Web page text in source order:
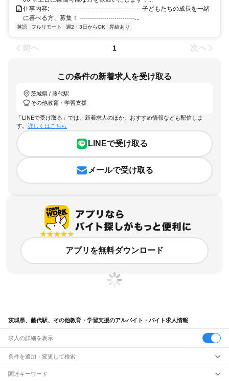
仕事内容: -------------------------------------------- 子どもたちの成長を一緒
に喜べる方、募集！ ---------------------------...
英語 フルリモート 週2・3日からOK 昇給あり
前へ 1 次へ
この条件の新着求人を受け取る
茨城県 / 藤代駅
その他教育・学習支援
「LINEで受け取る」では、新着求人のほか、おすすめ情報なども配信しま
す。 詳しくはこちら
LINEで受け取る
メールで受け取る
アプリを無料ダウンロード
茨城県、藤代駅、その他教育・学習支援のアルバイト・バイト求人情報
求人の詳細を表示
条件を追加・変更して検索
市区町村を追加・変更
関連キーワード